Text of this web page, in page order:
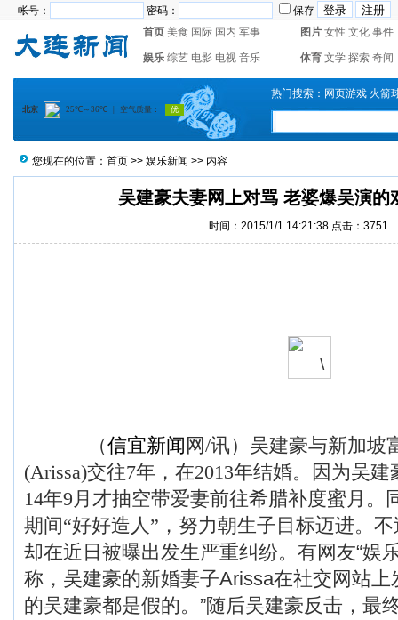
帐号： 密码：
保存
首页 美食 国际 国内 军事 图片 女性 文化 事件
娱乐 综艺 电影 电视 音乐 体育 文学 探索 奇闻
热门搜索： 网页游戏 火箭
您现在的位置： 首页 >> 娱乐新闻 >> 内容
吴建豪夫妻网上对骂 老婆爆吴演的
时间：2015/1/1 14:21:38 点击：3751
（信宜新闻 网/讯）吴建豪与新加坡
(Arissa)交往7年，在2013年结婚。因为吴
14年9月才抽空带爱妻前往希腊补度蜜月。
期间“好好造人”，努力朝生子目标迈进。 不
却在近日被曝出发生严重纠纷。有网友“娱
称，吴建豪的新婚妻子Arissa在社交网站上
的吴建豪都是假的。”随后吴建豪反击，最